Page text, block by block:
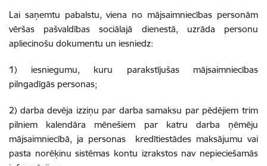
Lai saņemtu pabalstu, viena no mājsaimniecības personām
vēršas pašvaldības sociālajā dienestā, uzrāda personu
apliecinošu dokumentu un iesniedz:
1) iesniegumu, kuru parakstījušas mājsaimniecības
pilngadīgās personas;
2) darba devēja izziņu par darba samaksu par pēdējiem trim
pilniem kalendāra mēnešiem par katru darba ņēmēju
mājsaimniecībā, ja personas kredītiestādes maksājumu vai
pasta norēķinu sistēmas kontu izrakstos nav nepieciešamās